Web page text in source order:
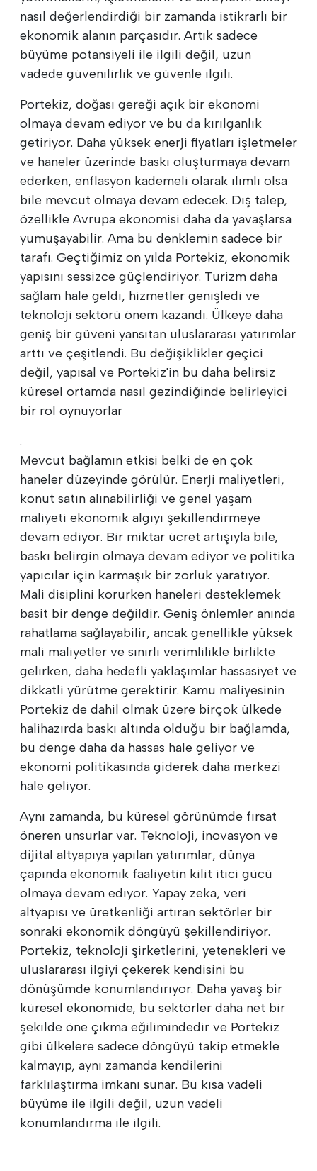
nasıl değerlendirdiği bir zamanda istikrarlı bir
ekonomik alanın parçasıdır. Artık sadece
büyüme potansiyeli ile ilgili değil, uzun
vadede güvenilirlik ve güvenle ilgili.
Portekiz, doğası gereği açık bir ekonomi
olmaya devam ediyor ve bu da kırılganlık
getiriyor. Daha yüksek enerji fiyatları işletmeler
ve haneler üzerinde baskı oluşturmaya devam
ederken, enflasyon kademeli olarak ılımlı olsa
bile mevcut olmaya devam edecek. Dış talep,
özellikle Avrupa ekonomisi daha da yavaşlarsa
yumuşayabilir. Ama bu denklemin sadece bir
tarafı. Geçtiğimiz on yılda Portekiz, ekonomik
yapısını sessizce güçlendiriyor. Turizm daha
sağlam hale geldi, hizmetler genişledi ve
teknoloji sektörü önem kazandı. Ülkeye daha
geniş bir güveni yansıtan uluslararası yatırımlar
arttı ve çeşitlendi. Bu değişiklikler geçici
değil, yapısal ve Portekiz'in bu daha belirsiz
küresel ortamda nasıl gezindiğinde belirleyici
bir rol oynuyorlar
.
Mevcut bağlamın etkisi belki de en çok
haneler düzeyinde görülür. Enerji maliyetleri,
konut satın alınabilirliği ve genel yaşam
maliyeti ekonomik algıyı şekillendirmeye
devam ediyor. Bir miktar ücret artışıyla bile,
baskı belirgin olmaya devam ediyor ve politika
yapıcılar için karmaşık bir zorluk yaratıyor.
Mali disiplini korurken haneleri desteklemek
basit bir denge değildir. Geniş önlemler anında
rahatlama sağlayabilir, ancak genellikle yüksek
mali maliyetler ve sınırlı verimlilikle birlikte
gelirken, daha hedefli yaklaşımlar hassasiyet ve
dikkatli yürütme gerektirir. Kamu maliyesinin
Portekiz de dahil olmak üzere birçok ülkede
halihazırda baskı altında olduğu bir bağlamda,
bu denge daha da hassas hale geliyor ve
ekonomi politikasında giderek daha merkezi
hale geliyor.
Aynı zamanda, bu küresel görünümde fırsat
öneren unsurlar var. Teknoloji, inovasyon ve
dijital altyapıya yapılan yatırımlar, dünya
çapında ekonomik faaliyetin kilit itici gücü
olmaya devam ediyor. Yapay zeka, veri
altyapısı ve üretkenliği artıran sektörler bir
sonraki ekonomik döngüyü şekillendiriyor.
Portekiz, teknoloji şirketlerini, yetenekleri ve
uluslararası ilgiyi çekerek kendisini bu
dönüşümde konumlandırıyor. Daha yavaş bir
küresel ekonomide, bu sektörler daha net bir
şekilde öne çıkma eğilimindedir ve Portekiz
gibi ülkelere sadece döngüyü takip etmekle
kalmayıp, aynı zamanda kendilerini
farklılaştırma imkanı sunar. Bu kısa vadeli
büyüme ile ilgili değil, uzun vadeli
konumlandırma ile ilgili.